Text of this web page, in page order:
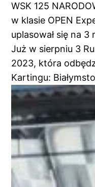
WSK 125
w klasie OPEN
uplasował się na 3
Już w sierpniu 3
2023, która
Kartingu: